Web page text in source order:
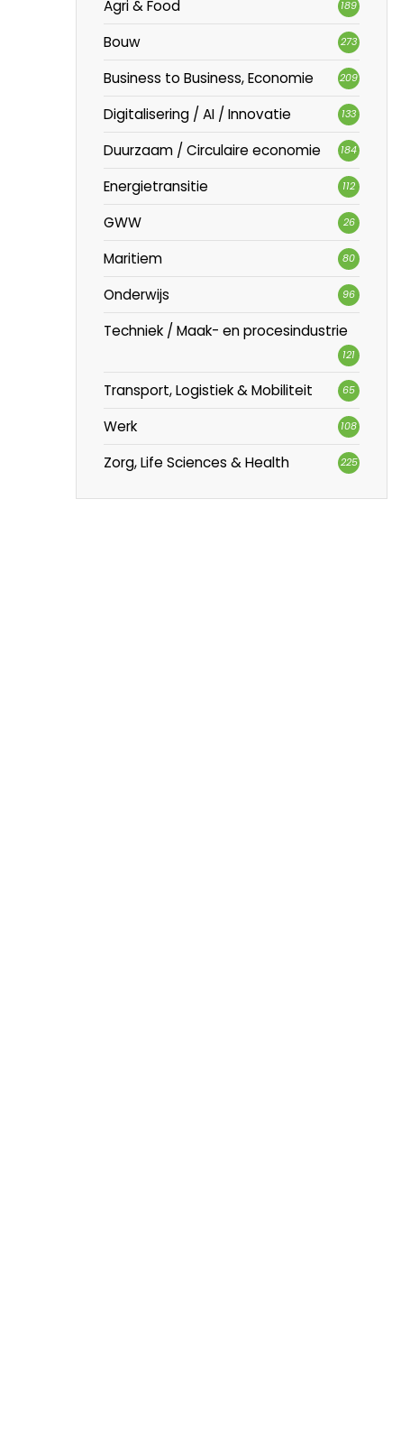
Agri & Food 189
Bouw 273
Business to Business, Economie 209
Digitalisering / AI / Innovatie 133
Duurzaam / Circulaire economie 184
Energietransitie 112
GWW 26
Maritiem 80
Onderwijs 96
Techniek / Maak- en procesindustrie
121
Transport, Logistiek & Mobiliteit 65
Werk 108
Zorg, Life Sciences & Health 225